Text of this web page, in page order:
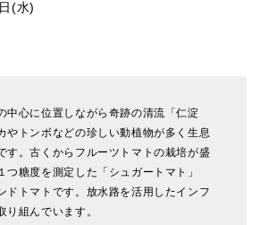
(水)
中心に位置しながら奇跡の清流「仁淀
やトンボなどの珍しい動植物が多く生息
す。古くからフルーツトマトの栽培が盛
つ糖度を測定した「シュガートマト」
ドトマトです。放水路を活用したインフ
り組んでいます。